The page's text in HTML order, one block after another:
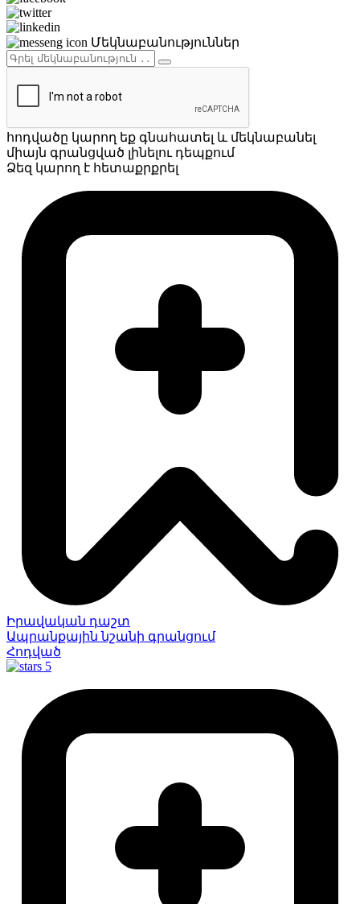
Մեկնաբանություններ
հոդվածը կարող եք գնահատել և մեկնաբանել
միայն գրանցված լինելու դեպքում
Ձեզ կարող է հետաքրքրել
Իրավական դաշտ
Ապրանքային նշանի գրանցում
Հոդված
5